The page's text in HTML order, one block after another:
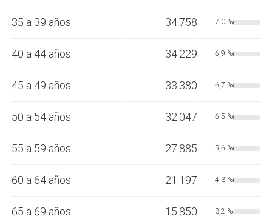
35 a 39 años 34.758 7,0 %
40 a 44 años 34.229 6,9 %
45 a 49 años 33.380 6,7 %
50 a 54 años 32.047 6,5 %
55 a 59 años 27.885 5,6 %
60 a 64 años 21.197 4,3 %
65 a 69 años 15.850 3,2 %